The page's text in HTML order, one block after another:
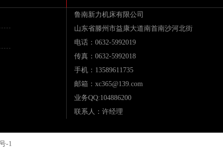
鲁南新力机床有限公司
山东省滕州市益康大道南首南沙河北街
电话：0632-5992019
传真：0632-5992018
手机：13589611735
邮箱：xc365@139.com
业务QQ:104886200
联系人：许经理
-1